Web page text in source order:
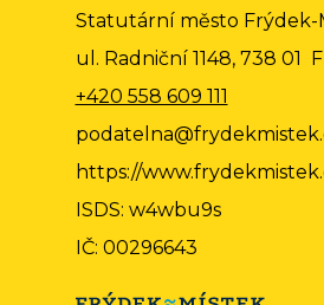
Statutární město Frýdek-
ul. Radniční 1148, 738 01
+420 558 609 111
https://
ISDS: w4wbu9s
IČ: 00296643